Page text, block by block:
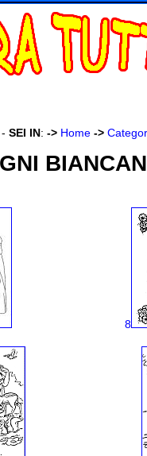
SEI IN: -> Home ->
8